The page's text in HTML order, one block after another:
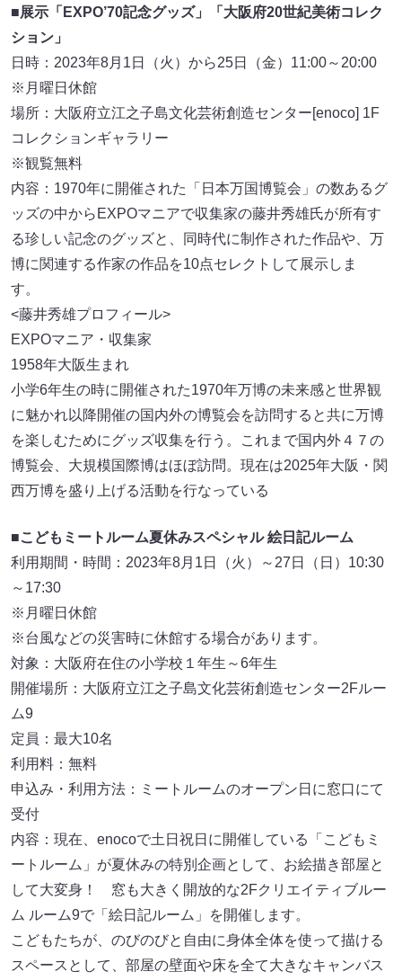
■展示「EXPO’70記念グッズ」「大阪府20世紀美術コレク
ション」
日時：2023年8月1日（火）から25日（金）11:00～20:00
※月曜日休館
場所：大阪府立江之子島文化芸術創造センター[enoco] 1F
コレクションギャラリー
※観覧無料
内容：1970年に開催された「日本万国博覧会」の数あるグ
ッズの中からEXPOマニアで収集家の藤井秀雄氏が所有す
る珍しい記念のグッズと、同時代に制作された作品や、万
博に関連する作家の作品を10点セレクトして展示しま
す。
<藤井秀雄プロフィール>
EXPOマニア・収集家
1958年大阪生まれ
小学6年生の時に開催された1970年万博の未来感と世界観
に魅かれ以降開催の国内外の博覧会を訪問すると共に万博
を楽しむためにグッズ収集を行う。これまで国内外４７の
博覧会、大規模国際博はほぼ訪問。現在は2025年大阪・関
西万博を盛り上げる活動を行なっている
■こどもミートルーム夏休みスペシャル 絵日記ルーム
利用期間・時間：2023年8月1日（火）～27日（日）10:30
～17:30
※月曜日休館
※台風などの災害時に休館する場合があります。
対象：大阪府在住の小学校１年生～6年生
開催場所：大阪府立江之子島文化芸術創造センター2Fルー
ム9
定員：最大10名
利用料：無料
申込み・利用方法：ミートルームのオープン日に窓口にて
受付
内容：現在、enocoで土日祝日に開催している「こどもミ
ートルーム」が夏休みの特別企画として、お絵描き部屋と
して大変身！ 窓も大きく開放的な2Fクリエイティブルー
ム ルーム9で「絵日記ルーム」を開催します。
こどもたちが、のびのびと自由に身体全体を使って描ける
スペースとして、部屋の壁面や床を全て大きなキャンバス